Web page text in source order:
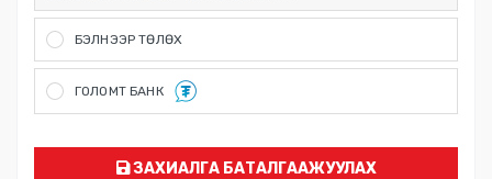
БЭЛНЭЭР ТӨЛӨХ
Хүргэлт хийсний дараа бэлэн мөнгөөр тооцоо хийх...
ГОЛОМТ БАНК
картыг Голомт банкны систем нь унших бөгөөд онлайн
төлбөр хийх боломжтойЗАХИАЛГА БАТАЛГААЖУУЛАХ